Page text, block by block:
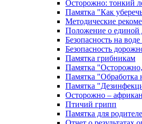
Осторожно: тонкий
Памятка "Как
Методические
Положение о единой
Безопасность на
Безопасность
Памятка грибникам
Памятка
Памятка "Обработка
Памятка
Осторожно –
Птичий грипп
Памятка для